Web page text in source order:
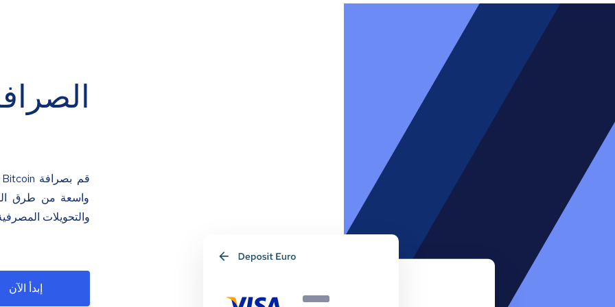
واسعة من طرق
والتحويلات
إبدأ الآن